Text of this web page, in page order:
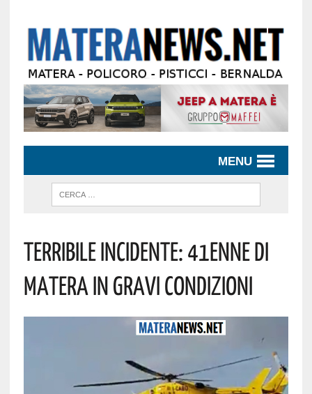
MENU
Terribile Incidente: 41enne Di
Matera In Gravi Condizioni